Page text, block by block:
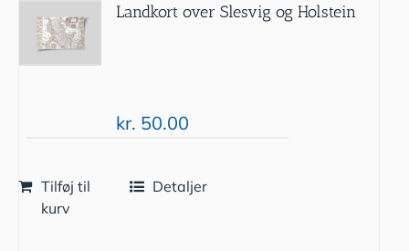
Landkort over Slesvig og Holstein
kr. 50.00
Tilføj til
kurv
Detaljer